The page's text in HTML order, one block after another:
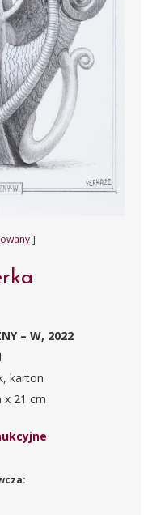
]
– W, 2022
karton
x 21 cm